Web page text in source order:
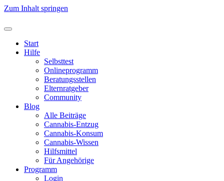
Zum Inhalt springen
Start
Hilfe
Selbsttest
Onlineprogramm
Beratungsstellen
Elternratgeber
Community
Blog
Alle Beiträge
Cannabis-Entzug
Cannabis-Konsum
Cannabis-Wissen
Hilfsmittel
Für Angehörige
Programm
Login